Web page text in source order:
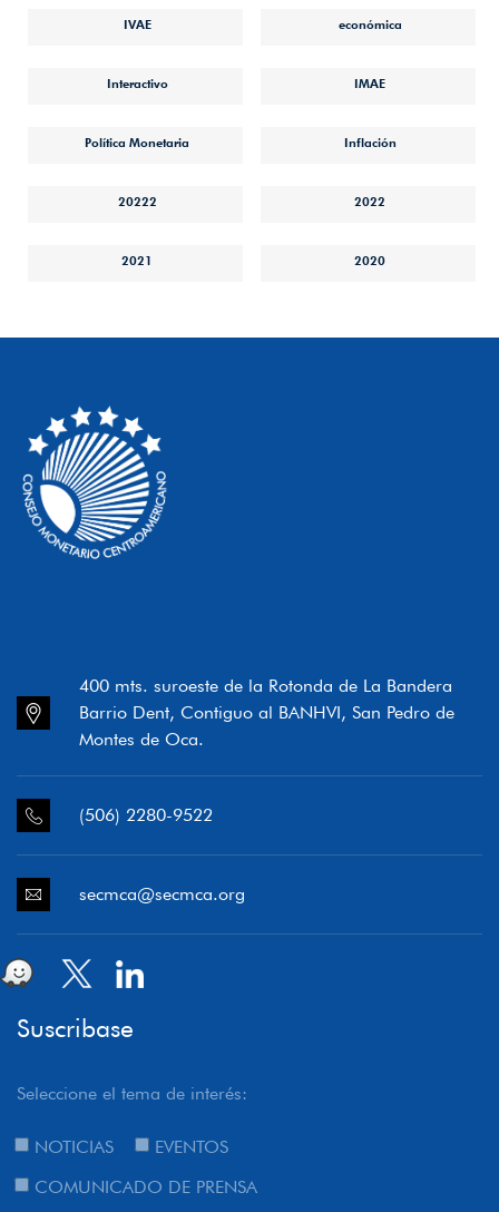
IVAE económica
Interactivo IMAE
Política Monetaria Inflación
20222 2022
2021 2020
400 mts. suroeste de la Rotonda de La Bandera
Barrio Dent, Contiguo al BANHVI, San Pedro de
Montes de Oca.
(506) 2280-9522
secmca@secmca.org
Suscribase
Seleccione el tema de interés:
NOTICIAS
EVENTOS
COMUNICADO DE PRENSA